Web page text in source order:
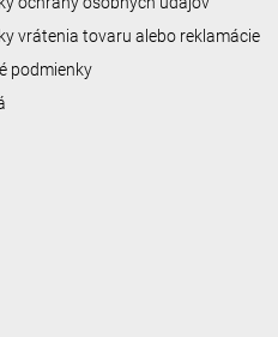
vrátenia tovaru alebo reklamácie
podmienky